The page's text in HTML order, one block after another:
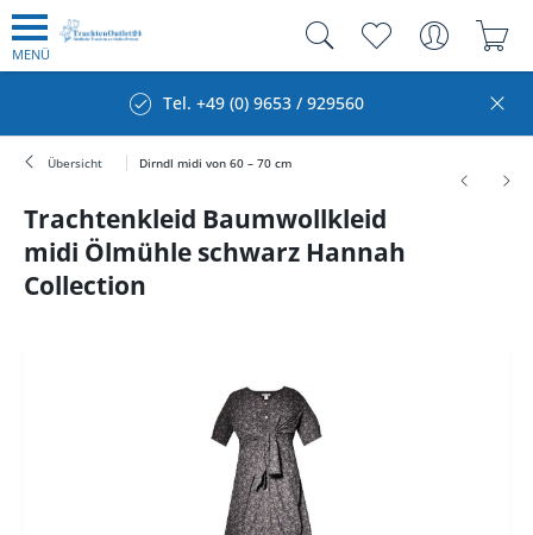
MENÜ
Tel. +49 (0) 9653 / 929560
Übersicht Dirndl midi von 60 – 70 cm
Trachtenkleid Baumwollkleid
midi Ölmühle schwarz Hannah
Collection